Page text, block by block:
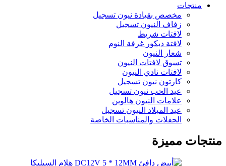
منتجات
مخصص بقيادة نيون تسجيل
زفاف النيون تسجيل
لافتات شريط
لافتة ديكور غرفة النوم
شعار النيون
تسوق لافتات النيون
لافتات نادي النيون
كارتون نيون تسجيل
عيد الحب نيون تسجيل
علامات النيون هالوين
عيد الميلاد النيون تسجيل
الحفلات والمناسبات الخاصة
منتجات مميزة